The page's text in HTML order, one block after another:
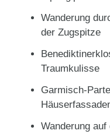
Wanderung
der Zugspitze
Traumkulisse
Garmisch-
Wanderung